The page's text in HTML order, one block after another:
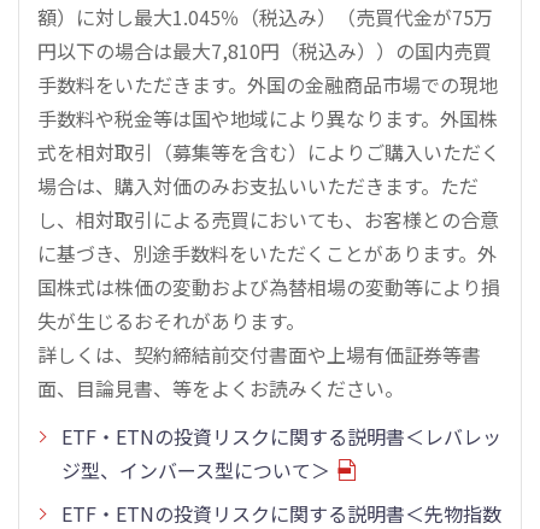
額）に対し最大1.045％（税込み）（売買代金が75万
円以下の場合は最大7,810円（税込み））の国内売買
手数料をいただきます。外国の金融商品市場での現地
手数料や税金等は国や地域により異なります。外国株
式を相対取引（募集等を含む）によりご購入いただく
場合は、購入対価のみお支払いいただきます。ただ
し、相対取引による売買においても、お客様との合意
に基づき、別途手数料をいただくことがあります。外
国株式は株価の変動および為替相場の変動等により損
失が生じるおそれがあります。
詳しくは、契約締結前交付書面や上場有価証券等書
面、目論見書、等をよくお読みください。
ETF・ETNの投資リスクに関する説明書＜レバレッ
ジ型、インバース型について＞
ETF・ETNの投資リスクに関する説明書＜先物指数